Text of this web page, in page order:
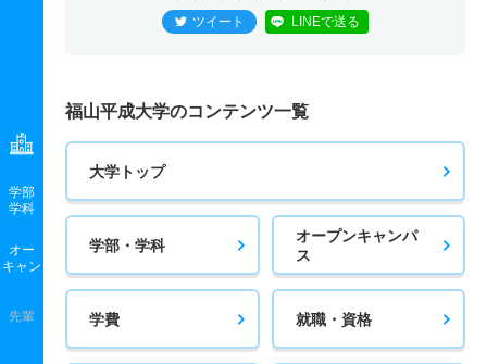
学部
学科
オー
キャン
先輩
ツイート LINEで送る
福山平成大学のコンテンツ一覧
大学トップ
学部・学科
オープンキャンパ
ス
学費 就職・資格